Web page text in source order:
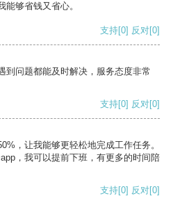
够省钱又省心。
支持[0] 反对[0]
到问题都能及时解决，服务态度非常
支持[0] 反对[0]
，让我能够更轻松地完成工作任务。
，我可以提前下班，有更多的时间陪
支持[0] 反对[0]